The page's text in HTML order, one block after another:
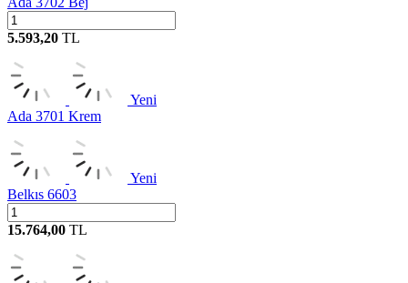
5.593,20 TL
Yeni
Ada 3701 Krem
Yeni
Belkıs 6603
15.764,00 TL